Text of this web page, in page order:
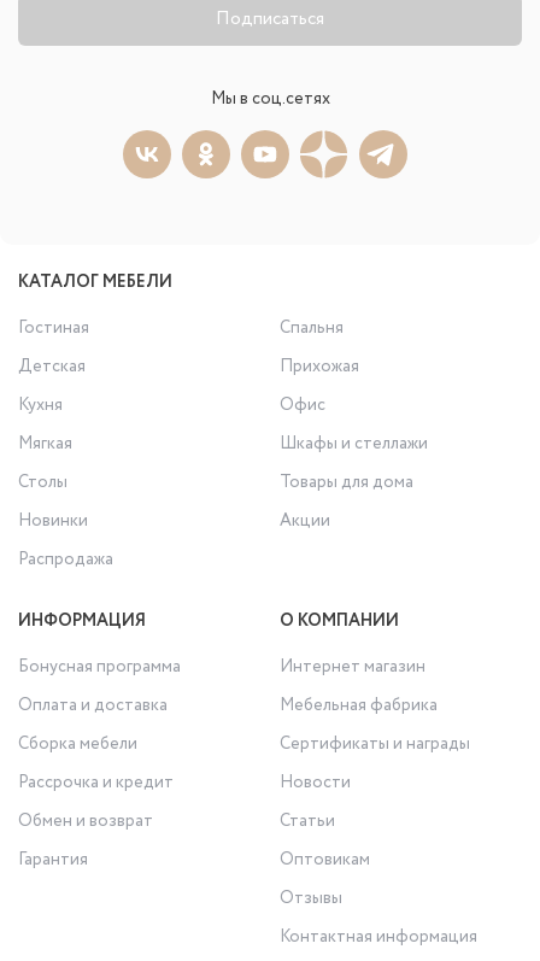
Подписаться
Мы в соц.сетях
КАТАЛОГ МЕБЕЛИ
Гостиная
Спальня
Детская
Прихожая
Кухня
Офис
Мягкая
Шкафы и стеллажи
Столы
Товары для дома
Новинки
Акции
Распродажа
ИНФОРМАЦИЯ
Бонусная программа
Оплата и доставка
Сборка мебели
Рассрочка и кредит
Обмен и возврат
Гарантия
О КОМПАНИИ
Интернет магазин
Мебельная фабрика
Сертификаты и награды
Новости
Статьи
Оптовикам
Отзывы
Контактная информация